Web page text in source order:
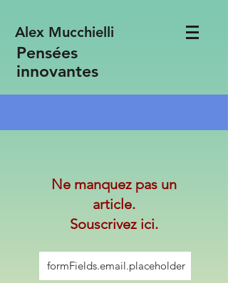
Alex Mucchielli
Pensées
innovantes
Ne manquez pas un
article.
Souscrivez ici.